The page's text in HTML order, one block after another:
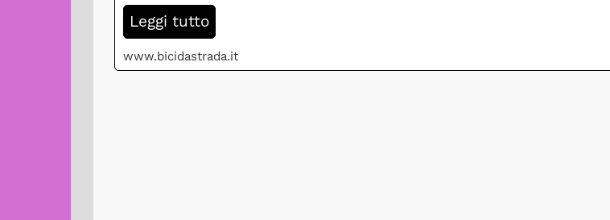
Leggi tutto
www.bicidastrada.it